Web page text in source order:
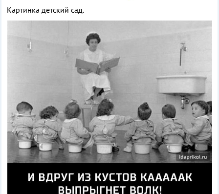
Картинка детский сад.